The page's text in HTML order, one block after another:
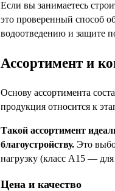
Если вы занимаетесь
это проверенный способ
водоотведению и защите
Ассортимент и
Основу ассортимента
продукция относится к
Такой ассортимент
благоустройству. Это
нагрузку (класс А15 —
Цена и качество